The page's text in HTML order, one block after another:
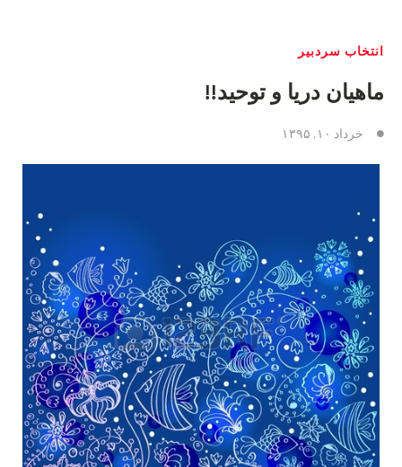
انتخاب سردبیر
ماهیان دریا و توحید!!
خرداد ۱۰, ۱۳۹۵